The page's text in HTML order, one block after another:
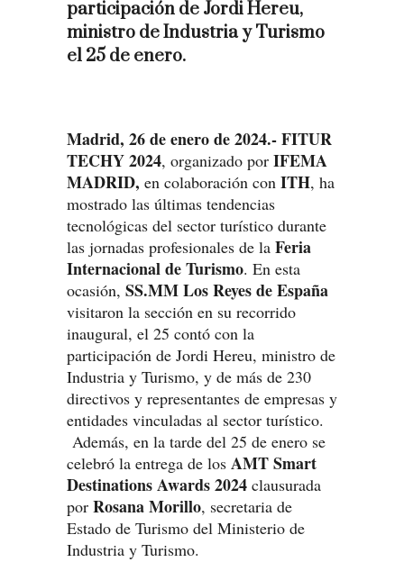
participación de Jordi Hereu,
ministro de Industria y Turismo
el 25 de enero.
Madrid, 26 de enero de 2024.- FITUR
TECHY 2024, organizado por IFEMA
MADRID, en colaboración con ITH, ha
mostrado las últimas tendencias
tecnológicas del sector turístico durante
las jornadas profesionales de la Feria
Internacional de Turismo. En esta
ocasión, SS.MM Los Reyes de España
visitaron la sección en su recorrido
inaugural, el 25 contó con la
participación de Jordi Hereu, ministro de
Industria y Turismo, y de más de 230
directivos y representantes de empresas y
entidades vinculadas al sector turístico.
Además, en la tarde del 25 de enero se
celebró la entrega de los AMT Smart
Destinations Awards 2024 clausurada
por Rosana Morillo, secretaria de
Estado de Turismo del Ministerio de
Industria y Turismo.